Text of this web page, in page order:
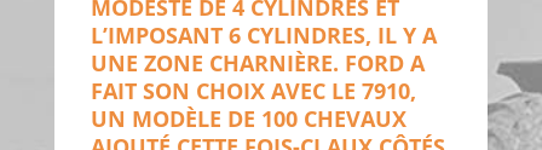
MODESTE DE 4 CYLINDRES ET
L’IMPOSANT 6 CYLINDRES, IL Y A
UNE ZONE CHARNIÈRE. FORD A
FAIT SON CHOIX AVEC LE 7910,
UN MODÈLE DE 100 CHEVAUX